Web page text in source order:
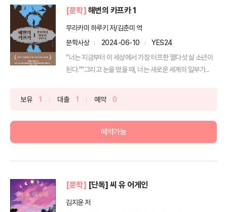
[문학] 해변의 카프카 1
무라카미 하루키 저/김춘미 역
문학사상
2024-06-10
YES24
“너는 지금부터 이 세상에서 가장 터프한 열다섯 살 소년이
된다.”“그리고 눈을 떴을 때, 너는 새로운 세계의 일부가...
보유 1 대출 1 예약 0
예약가능
[문학] [단독] 씨 유 어게인
김지윤 저